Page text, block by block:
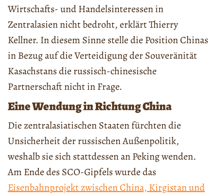
Wirtschafts- und Handelsinteressen in
Zentralasien nicht bedroht, erklärt Thierry
Kellner. In diesem Sinne stelle die Position Chinas
in Bezug auf die Verteidigung der Souveränität
Kasachstans die russisch-chinesische
Partnerschaft nicht in Frage.
Eine Wendung in Richtung China
Die zentralasiatischen Staaten fürchten die
Unsicherheit der russischen Außenpolitik,
weshalb sie sich stattdessen an Peking wenden.
Am Ende des SCO-Gipfels wurde das
Eisenbahnprojekt zwischen China, Kirgistan und